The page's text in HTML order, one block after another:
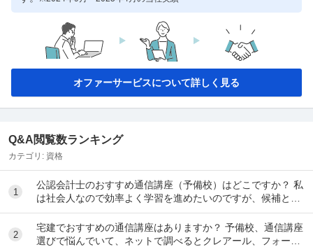
オファーサービスについて詳しく見る
Q&A閲覧数ランキング
カテゴリ: 資格
1
公認会計士のおすすめ通信講座（予備校）はどこですか？ 私
は社会人なので効率よく学習を進めたいのですが、候補とし
てはクレアール、LEC、CPA会計学院、大原...
2
宅建でおすすめの通信講座はありますか？ 予備校、通信講座
選びで悩んでいて、ネットで調べるとクレアール、フォーサ